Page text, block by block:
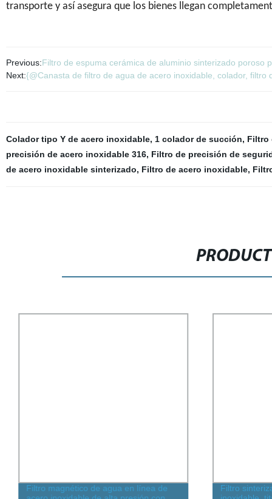
transporte y así asegura que los bienes llegan
Previous:Filtro de espuma cerámica de aluminio sinterizado poroso
Next:{@Canasta de filtro de agua de acero inoxidable, colador, filtro
Colador tipo Y de acero inoxidable, 1 colador de succión, Filtro
precisión de acero inoxidable 316, Filtro de precisión de
de acero inoxidable sinterizado, Filtro de acero inoxidable,
Filtro magnético de agua en línea de
Filtro